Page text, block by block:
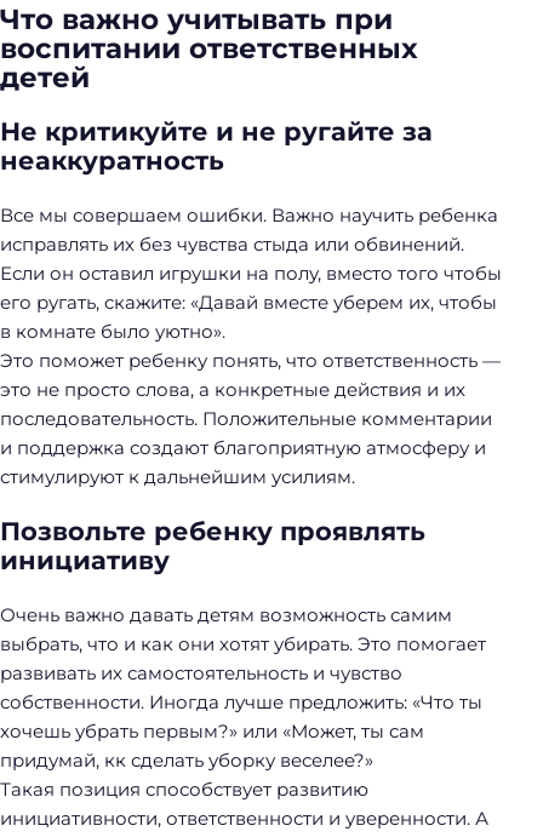
Что важно учитывать при
воспитании ответственных
детей
Не критикуйте и не ругайте за
неаккуратность
Все мы совершаем ошибки. Важно научить ребенка
исправлять их без чувства стыда или обвинений.
Если он оставил игрушки на полу, вместо того чтобы
его ругать, скажите: «Давай вместе уберем их, чтобы
в комнате было уютно».
Это поможет ребенку понять, что ответственность —
это не просто слова, а конкретные действия и их
последовательность. Положительные комментарии
и поддержка создают благоприятную атмосферу и
стимулируют к дальнейшим усилиям.
Позвольте ребенку проявлять
инициативу
Очень важно давать детям возможность самим
выбрать, что и как они хотят убирать. Это помогает
развивать их самостоятельность и чувство
собственности. Иногда лучше предложить: «Что ты
хочешь убрать первым?» или «Может, ты сам
придумай, кк сделать уборку веселее?»
Такая позиция способствует развитию
инициативности, ответственности и уверенности. А